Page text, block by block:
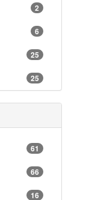
*
*
*
*
*
2
6
25
25
56
57
20
6
4
61
66
16